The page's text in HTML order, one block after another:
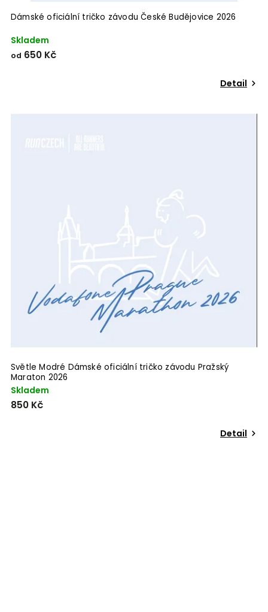
Dámské oficiální tričko závodu České Budějovice 2026
Skladem
od 650 Kč
Detail
Světle Modré Dámské oficiální tričko závodu Pražský
Maraton 2026
Skladem
850 Kč
Detail